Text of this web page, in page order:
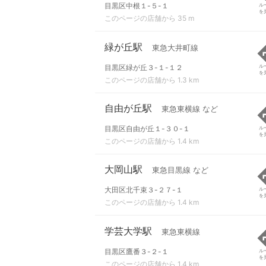
目黒区中根１-５-１
このページの店舗から 35 m
ル
を
緑が丘駅 東急大井町線
目黒区緑が丘３-１-１２
このページの店舗から 1.3 km
ル
を
自由が丘駅 東急東横線 など
目黒区自由が丘１-３０-１
このページの店舗から 1.4 km
ル
を
大岡山駅 東急目黒線 など
大田区北千束３-２７-１
このページの店舗から 1.4 km
ル
を
学芸大学駅 東急東横線
目黒区鷹番３-２-１
このページの店舗から 1.4 km
ル
を